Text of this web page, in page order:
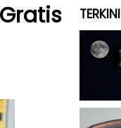
TERKINI